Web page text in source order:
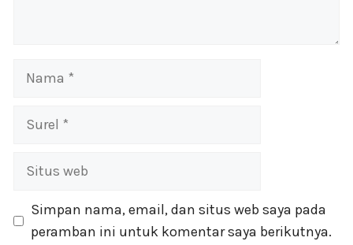
Nama
Surel
Situs
Simpan nama, email, dan situs web saya pada
peramban ini untuk komentar saya berikutnya.